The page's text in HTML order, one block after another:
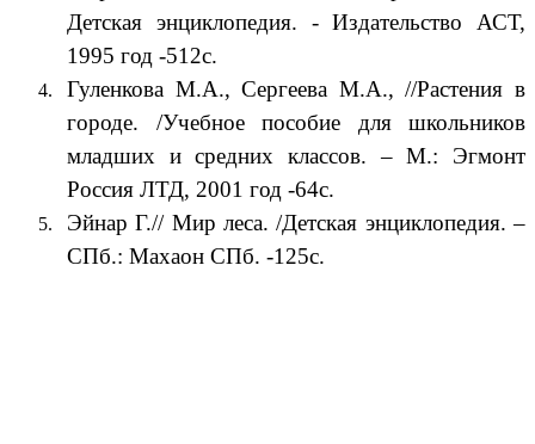
Детская энциклопедия. - Издательство АСТ,
1995 год -512с.
Гуленкова М.А., Сергеева М.А., //Растения в
городе. /Учебное пособие для школьников
младших и средних классов. – М.: Эгмонт
Россия ЛТД, 2001 год -64с.
Эйнар Г.// Мир леса. /Детская энциклопедия. –
СПб.: Махаон СПб. -125с.